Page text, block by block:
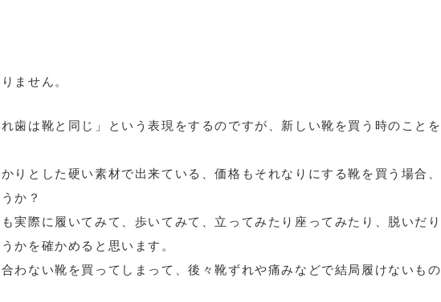
ません。
歯は靴と同じ」という表現をするのですが、新しい靴を買う時のことを
りとした硬い素材で出来ている、価格もそれなりにする靴を買う場合、
か？
実際に履いてみて、歩いてみて、立ってみたり座ってみたり、脱いだり
かを確かめると思います。
わない靴を買ってしまって、後々靴ずれや痛みなどで結局履けないもの